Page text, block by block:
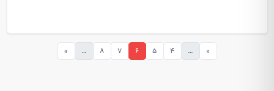
«
…
4
5
6
7
8
…
»